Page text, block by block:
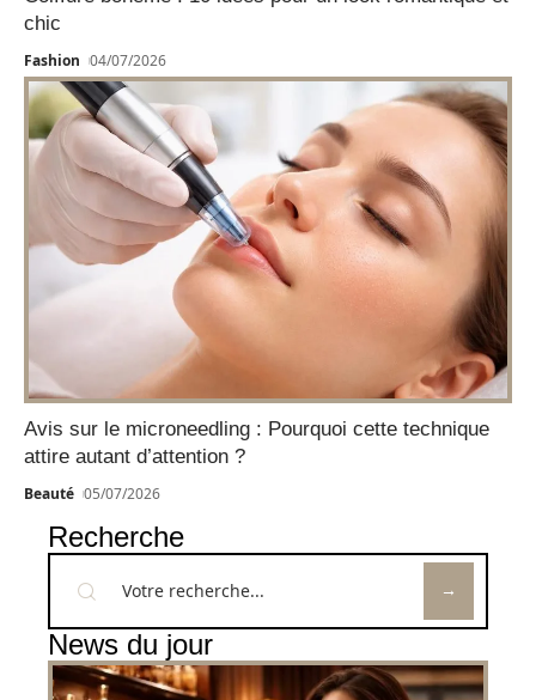
chic
Fashion 04/07/2026
Avis sur le microneedling : Pourquoi cette technique
attire autant d’attention ?
Beauté 05/07/2026
Recherche
News du jour